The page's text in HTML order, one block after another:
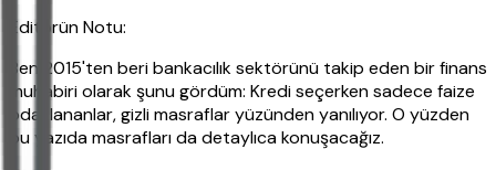
Editörün Notu:
Ben 2015'ten beri bankacılık sektörünü takip eden bir finans
muhabiri olarak şunu gördüm: Kredi seçerken sadece faize
odaklananlar, gizli masraflar yüzünden yanılıyor. O yüzden
bu yazıda masrafları da detaylıca konuşacağız.